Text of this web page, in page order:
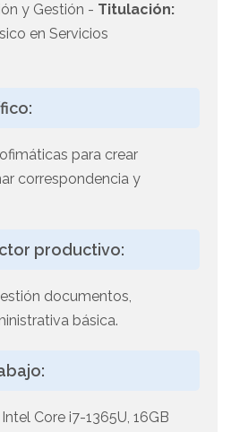
y Gestión - Titulación:
en Servicios
para crear
correspondencia y
productivo:
documentos,
básica.
Core i7-1365U, 16GB